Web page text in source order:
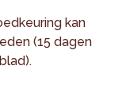
kan
(15 dagen